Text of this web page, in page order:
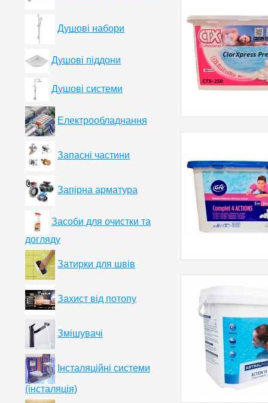
Душові набори
Душові піддони
Душові системи
Електрообладнання
Запасні частини
Запірна арматура
Засоби для очистки та
догляду
Затирки для швів
Захист від потопу
Змішувачі
Інсталяційні системи
(інсталяція)